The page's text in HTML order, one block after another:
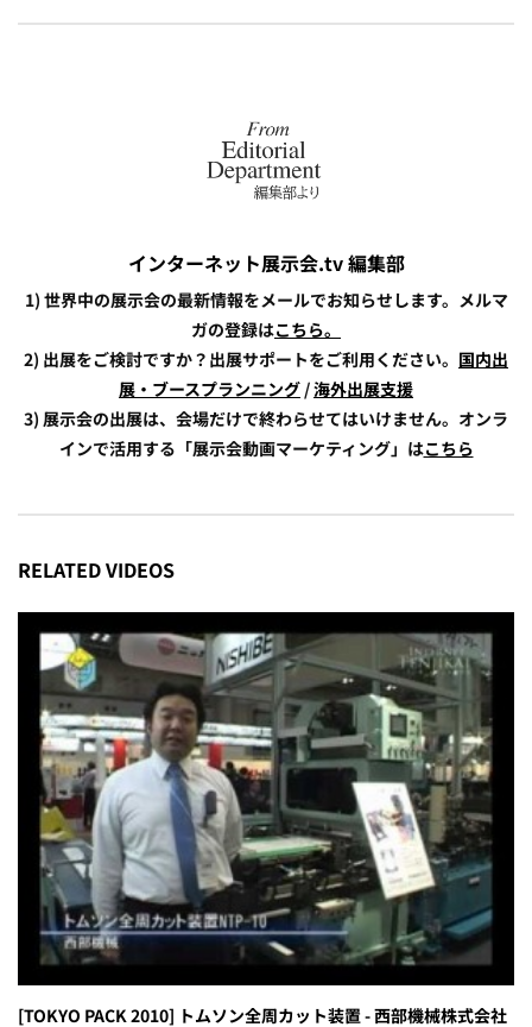
インターネット展示会.tv 編集部
1) 世界中の展示会の最新情報をメールでお知らせします。メルマ
ガの登録はこちら。
2) 出展をご検討ですか？出展サポートをご利用ください。 国内出
展・ブースプランニング /海外出展支援
3) 展示会の出展は、会場だけで終わらせてはいけません。オンラ
インで活用する「展示会動画マーケティング」はこちら
RELATED VIDEOS
[TOKYO PACK 2010] トムソン全周カット装置 - 西部機械株式会社